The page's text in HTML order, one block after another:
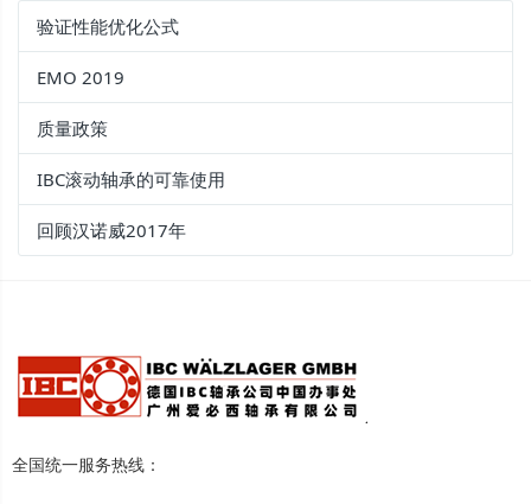
验证性能优化公式
EMO 2019
质量政策
IBC滚动轴承的可靠使用
回顾汉诺威2017年
全国统一服务热线：